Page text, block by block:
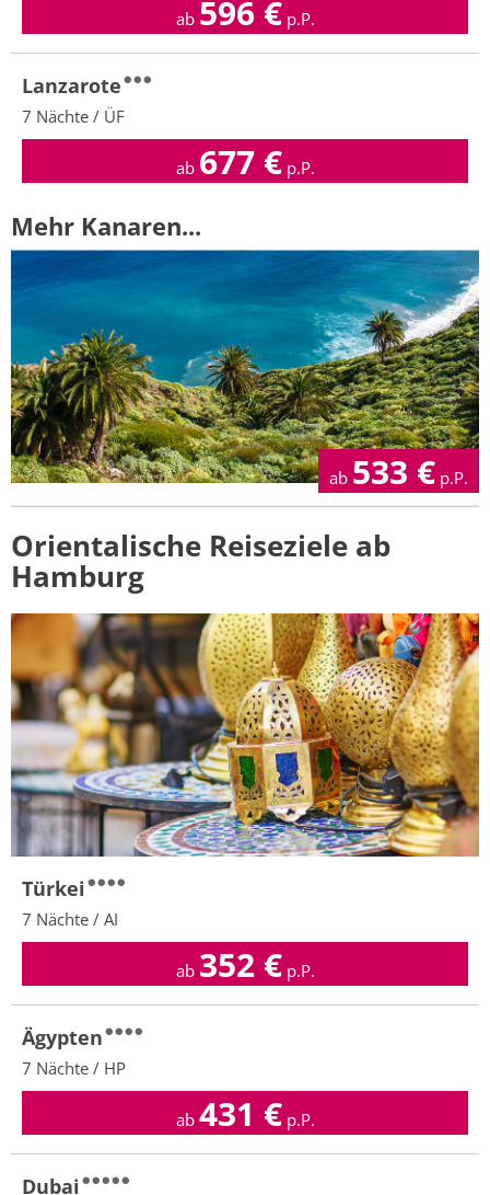
ab 596€ p.P.
Lanzarote
7 Nächte / ÜF
ab 677€ p.P.
Mehr Kanaren...
ab 533 € p.P.
Orientalische Reiseziele ab
Hamburg
Türkei
7 Nächte / AI
ab 352€ p.P.
Ägypten
7 Nächte / HP
ab 431 € p.P.
Dubai